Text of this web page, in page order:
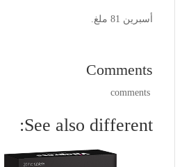
أسبرين 81 ملغ.
Comments
comments
See also different: